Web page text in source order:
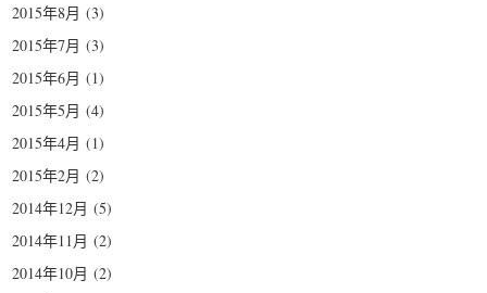
2015年8月 (3)
2015年7月 (3)
2015年6月 (1)
2015年5月 (4)
2015年4月 (1)
2015年2月 (2)
2014年12月 (5)
2014年11月 (2)
2014年10月 (2)